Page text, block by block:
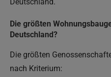
Die größten
Deutschland?
Die größten
nach Kriterium: